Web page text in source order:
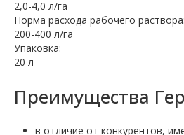
2,0-4,0 л/га
Норма расхода рабочего раствора:
200-400 л/га
Упаковка:
20 л
Преимущества
в отличие от конкурентов,